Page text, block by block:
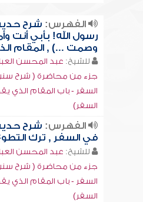
الفهرس: شرح
رسول الله! بأبي
وصمت ...) , المقام
للشيخ: عبد المحسن
جزء من محاضرة ( شرح سنن
السفر - باب المقام الذي
السفر)
الفهرس: شرح
في السفر , ترك
للشيخ: عبد المحسن
جزء من محاضرة ( شرح سنن
السفر - باب المقام الذي
السفر)